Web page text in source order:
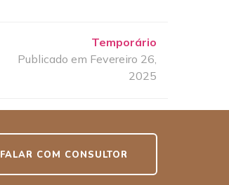
Temporário
Publicado em Fevereiro 26,
2025
FALAR COM CONSULTOR